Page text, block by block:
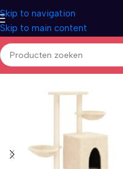
Skip to navigation
Skip to main content
Home/Katten/Kattenmeubels